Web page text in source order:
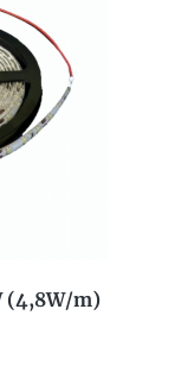
(4,8W/m)